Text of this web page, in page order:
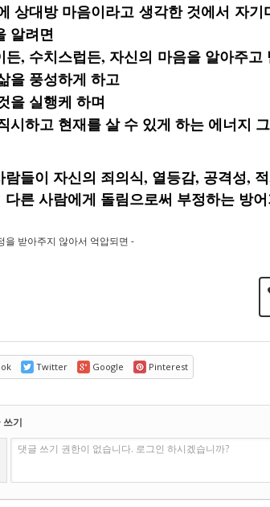
상대방 마음이라고 생각한 것에서 자
알려면
든, 수치스럽든, 자신의 마음을 알아주고
을 풍성하게 하고
을 실행케 하며
시하고 현재를 살 수 있게 하는 에너지
람들이 자신의 죄의식, 열등감, 공격성,
람에게 돌림으로써 부정하는 방어
을 받아주지 않아서 억압되면 -
Twitter Google Pinterest
쓰기
댓글 쓰기 권한이 없습니다. 로그인 하시겠습니까?